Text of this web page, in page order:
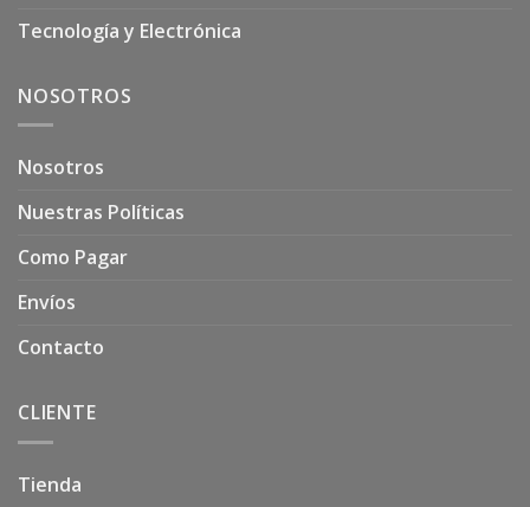
Tecnología y Electrónica
NOSOTROS
Nosotros
Nuestras Políticas
Como Pagar
Envíos
Contacto
CLIENTE
Tienda